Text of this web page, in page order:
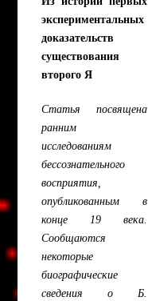
экспериментальных
доказательств
существования
второго Я
Статья посвящена
ранним
исследованиям
бессознательного
восприятия,
опубликованным в
конце 19 века.
Сообщаются
некоторые
биографические
сведения о Б.